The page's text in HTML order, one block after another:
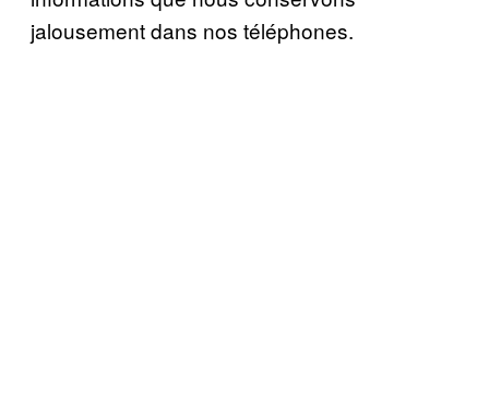
jalousement dans nos téléphones.